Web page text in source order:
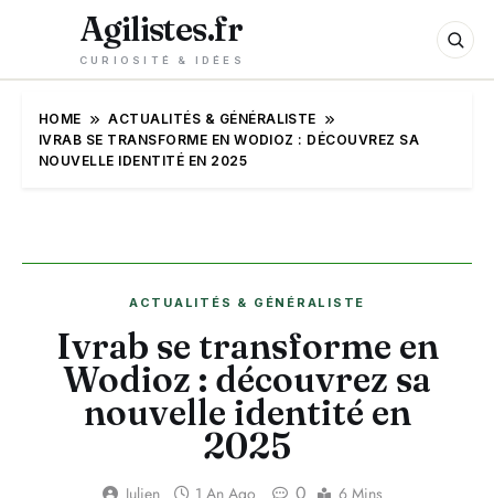
Agilistes.fr
CURIOSITÉ & IDÉES
HOME
ACTUALITÉS & GÉNÉRALISTE
IVRAB SE TRANSFORME EN WODIOZ : DÉCOUVREZ SA
NOUVELLE IDENTITÉ EN 2025
ACTUALITÉS & GÉNÉRALISTE
Ivrab se transforme en
Wodioz : découvrez sa
nouvelle identité en
2025
Julien 1 An Ago 6 Mins